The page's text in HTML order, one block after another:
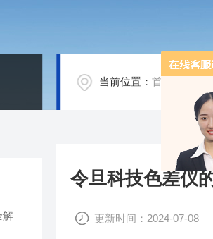
当前位置：首页
令旦科技色差仪
更新时间：2024-07-08
解